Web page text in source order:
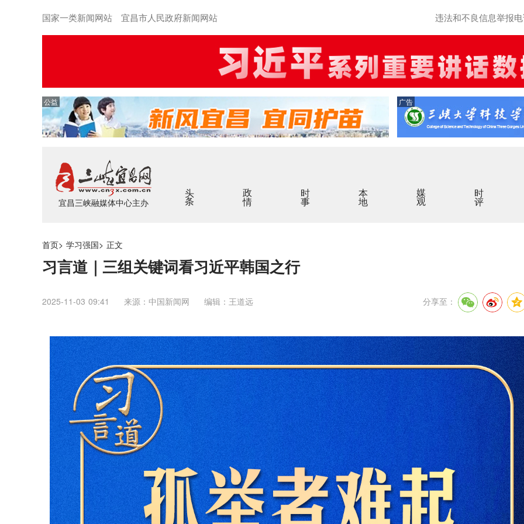
国家一类新闻网站 宜昌市人民政府新闻网站 违法和不良信息举报
公益 广告
宜昌三峡融媒体中心主办
头条 政情 时事 本地 媒观 时评
首页> 学习强国> 正文
习言道｜三组关键词看习近平韩国之行
2025-11-03 09:41 来源：中国新闻网 编辑：王道远 分享至：